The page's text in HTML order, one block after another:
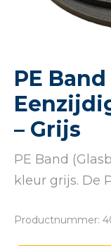
PE
– Grijs
PE Band
kleur grijs. De
Productnummer: